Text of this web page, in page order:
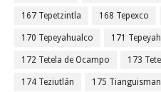
167 Tepetzintla 168 Tepexco
170 Tepeyahualco 171
172 Tetela de Ocampo 173
174 Teziutlán 175